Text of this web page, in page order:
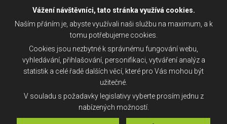
Vážení návštěvníci, tato stránka využívá cookies.
Naším přáním je, abyste využívali naši službu na maximum, a k
tomu potřebujeme cookies.
Cookies jsou nezbytné k správnému fungování webu,
vyhledávání, přihlašování, personifikaci, vytváření analýz a
statistik a celé řadě dalších věcí, které pro Vás mohou být
užitečné.
V souladu s požadavky legislativy vyberte prosím jednu z
nabízených možností.